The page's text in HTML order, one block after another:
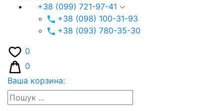
+38 (099) 721-97-41
+38 (098) 100-31-93
+38 (093) 780-35-30
0
0
Ваша корзина: